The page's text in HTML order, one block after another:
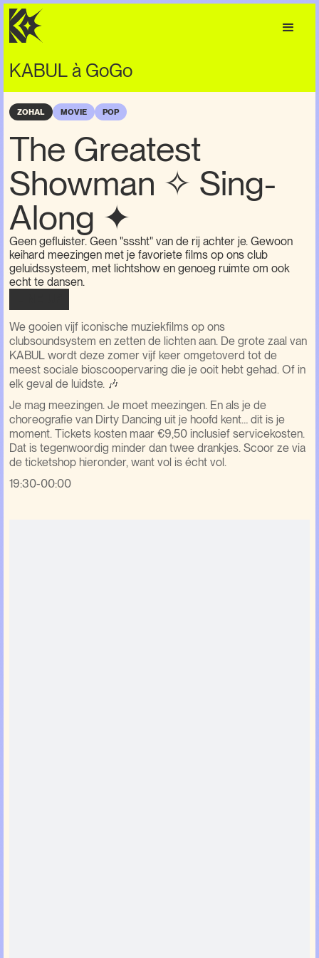
KABUL à GoGo
ZOHAL MOVIE POP
The Greatest
Showman ✧ Sing-
Along ✦
Geen gefluister. Geen "sssht" van de rij achter je. Gewoon
keihard meezingen met je favoriete films op ons club
geluidssysteem, met lichtshow en genoeg ruimte om ook
echt te dansen.
We gooien vijf iconische muziekfilms op ons
clubsoundsystem en zetten de lichten aan. De grote zaal van
KABUL wordt deze zomer vijf keer omgetoverd tot de
meest sociale bioscoopervaring die je ooit hebt gehad. Of in
elk geval de luidste. 🎶
Je mag meezingen. Je moet meezingen. En als je de
choreografie van Dirty Dancing uit je hoofd kent… dit is je
moment. Tickets kosten maar €9,50 inclusief servicekosten.
Dat is tegenwoordig minder dan twee drankjes. Scoor ze via
de ticketshop hieronder, want vol is écht vol.
19:30-00:00